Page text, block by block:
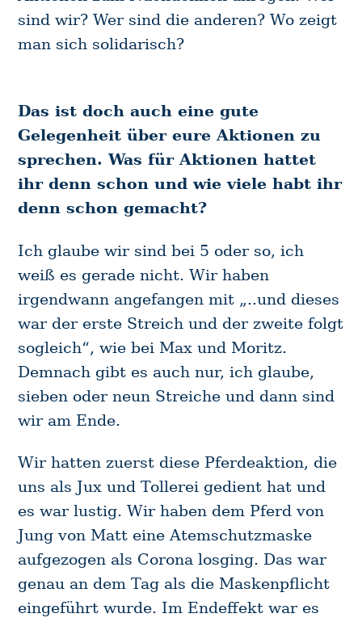
sind wir? Wer sind die anderen? Wo zeigt
man sich solidarisch?
Das ist doch auch eine gute
Gelegenheit über eure Aktionen zu
sprechen. Was für Aktionen hattet
ihr denn schon und wie viele habt ihr
denn schon gemacht?
Ich glaube wir sind bei 5 oder so, ich
weiß es gerade nicht. Wir haben
irgendwann angefangen mit „..und dieses
war der erste Streich und der zweite folgt
sogleich“, wie bei Max und Moritz.
Demnach gibt es auch nur, ich glaube,
sieben oder neun Streiche und dann sind
wir am Ende.
Wir hatten zuerst diese Pferdeaktion, die
uns als Jux und Tollerei gedient hat und
es war lustig. Wir haben dem Pferd von
Jung von Matt eine Atemschutzmaske
aufgezogen als Corona losging. Das war
genau an dem Tag als die Maskenpflicht
eingeführt wurde. Im Endeffekt war es